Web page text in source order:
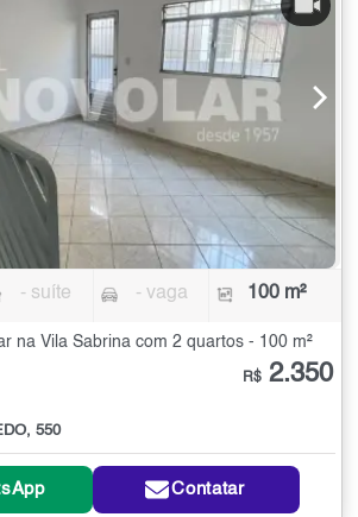
- suíte - vaga 100 m²
na Vila Sabrina com 2 quartos - 100 m²
550
R$ 2.350
Contatar